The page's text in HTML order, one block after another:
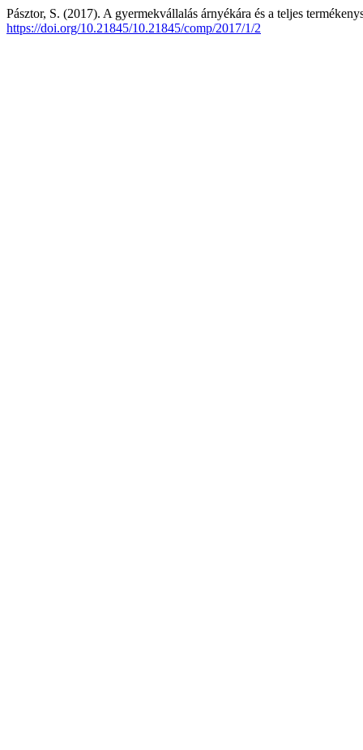
Pásztor, S. (2017). A gyermekvállalás árnyékára és a teljes
https://doi.org/10.21845/10.21845/comp/2017/1/2